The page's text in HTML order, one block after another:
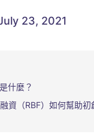
23, 2021
什麼？
資（RBF）如何幫助初